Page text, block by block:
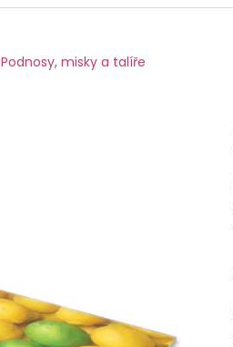
Podnosy, misky a talíře